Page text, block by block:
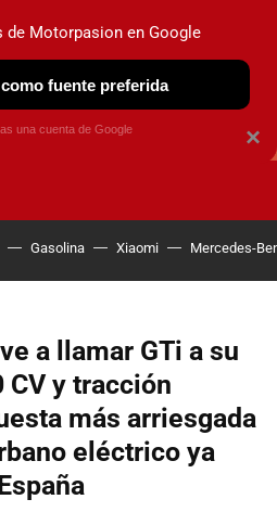
DE COCHES CONSEJOS
Gasolina Xiaomi Mercedes-
a llamar GTi a su
y tracción
más arriesgada
eléctrico ya
×
de Motorpasion en Google
fuente preferida
una cuenta de Google